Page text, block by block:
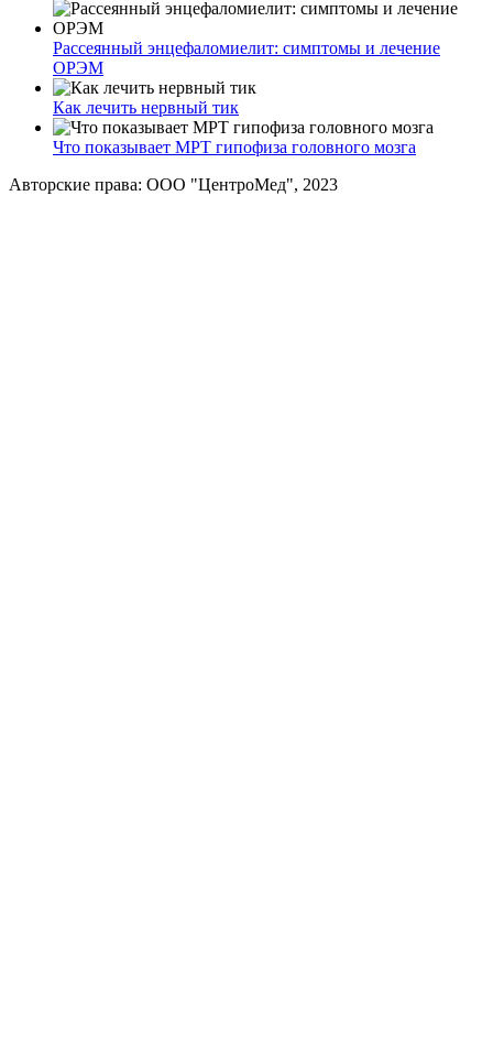
Рассеянный энцефаломиелит: симптомы и лечение
ОРЭМ
Как лечить нервный тик
Что показывает МРТ гипофиза головного мозга
Авторские права: ООО "ЦентроМед", 2023